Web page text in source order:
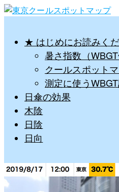
★ はじめにお読みく
暑さ指数（
クールスポット
測定に使う
日傘の効果
木陰
日陰
日向